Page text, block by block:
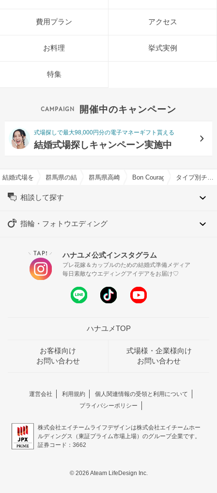
費用プラン アクセス
お料理 挙式実例
特集
開催中のキャンペーン
式場探しで最大98,000円分の電子マネーギフト貰える
結婚式場探しキャンペーン実施中
結婚式場を探すならハナユメ
群馬県の結婚式場一覧群馬県高崎市の結婚式場一覧
Bon Courageで結婚式
相談して探す
指輪・フォトウエディング
＼ TAP! ／ ハナユメ公式インスタグラム
プレ花嫁＆カップルのための結婚式準備メディア
毎日素敵なウエディングアイデアをお届け♡
ハナユメTOP
お客様向け
お問い合わせ
式場様・企業様向け
お問い合わせ
運営会社 利用規約
個人関連情報の受領と利用について
プライバシーポリシー
株式会社エイチームライフデザインは株式会社エイチームホー
ルディングス（東証プライム市場上場）のグループ企業です。
証券コード：3662
© 2026 Ateam LifeDesign Inc.